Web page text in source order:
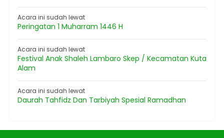
Acara ini sudah lewat
Peringatan 1 Muharram 1446 H
Acara ini sudah lewat
Festival Anak Shaleh Lambaro Skep / Kecamatan Kuta
Alam
Acara ini sudah lewat
Daurah Tahfidz Dan Tarbiyah Spesial Ramadhan